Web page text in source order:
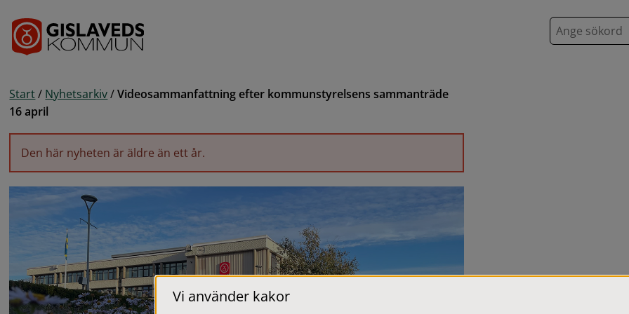
S
ö
Start / Nyhetsarkiv / Videosammanfattning efter kommunstyrelsens sammanträde
16 april
Den här nyheten är äldre än ett år.
Vi använder kakor